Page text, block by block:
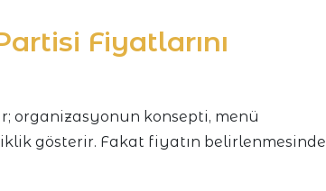
Fiyatlarını
organizasyonun konsepti, menü
gösterir. Fakat fiyatın belirlenmesinde